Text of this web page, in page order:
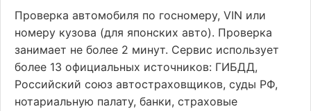
Проверка автомобиля по госномеру, VIN или
номеру кузова (для японских авто). Проверка
занимает не более 2 минут. Сервис использует
более 13 официальных источников: ГИБДД,
Российский союз автостраховщиков, суды РФ,
нотариальную палату, банки, страховые